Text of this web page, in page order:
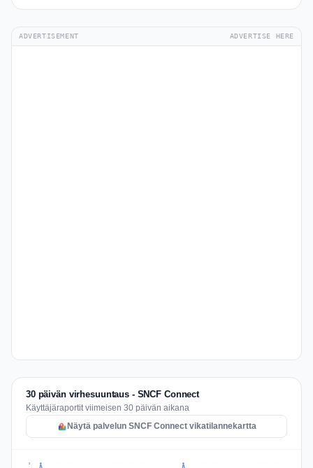
ADVERTISEMENT ADVERTISE HERE
30 päivän virhesuuntaus - SNCF Connect
Käyttäjäraportit viimeisen 30 päivän aikana
Näytä palvelun SNCF Connect vikatilannekartta
3